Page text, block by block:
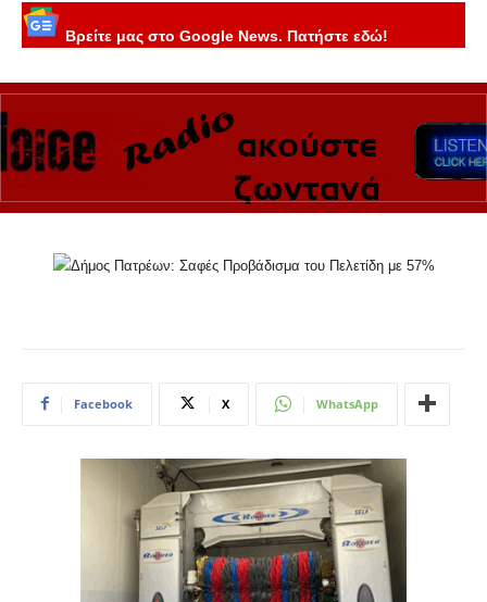
Βρείτε μας στο Google News. Πατήστε εδώ!
Facebook X WhatsApp